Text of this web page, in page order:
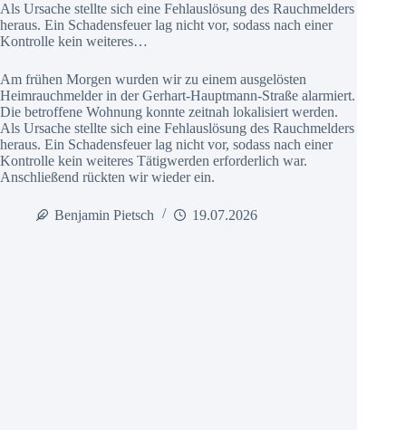
Als Ursache stellte sich eine Fehlauslösung des Rauchmelders
heraus. Ein Schadensfeuer lag nicht vor, sodass nach einer
Kontrolle kein weiteres…
Am frühen Morgen wurden wir zu einem ausgelösten
Heimrauchmelder in der Gerhart-Hauptmann-Straße alarmiert.
Die betroffene Wohnung konnte zeitnah lokalisiert werden.
Als Ursache stellte sich eine Fehlauslösung des Rauchmelders
heraus. Ein Schadensfeuer lag nicht vor, sodass nach einer
Kontrolle kein weiteres Tätigwerden erforderlich war.
Anschließend rückten wir wieder ein.
Benjamin Pietsch 19.07.2026